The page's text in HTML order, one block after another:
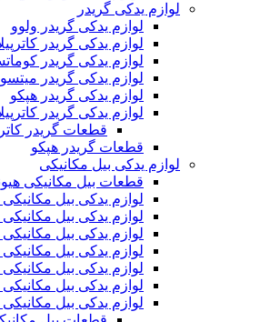
لوازم یدکی گریدر
لوازم یدکی گریدر ولوو
لوازم یدکی گریدر کاترپیلار
لوازم یدکی گریدر کوماتسو
لوازم یدکی گریدر میتسوبیشی
لوازم یدکی گریدر هپکو
لوازم یدکی گریدر کاترپیلار
قطعات گریدر کاترپیلار
قطعات گریدر هپکو
لوازم یدکی بیل مکانیکی
قطعات بیل مکانیکی هیوندا
لوازم یدکی بیل مکانیکی هپکو
لوازم یدکی بیل مکانیکی ولوو
لوازم یدکی بیل مکانیکی کوماتسو
لوازم یدکی بیل مکانیکی اطلس
لوازم یدکی بیل مکانیکی دوسان
لوازم یدکی بیل مکانیکی زوملاین
لوازم یدکی بیل مکانیکی کاترپیلار